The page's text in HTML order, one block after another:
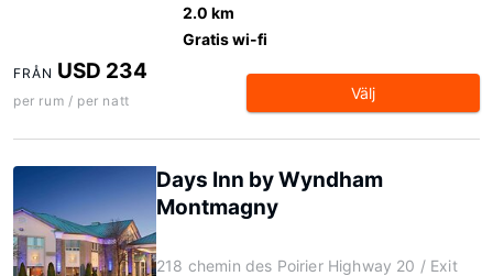
2.0 km
Gratis wi-fi
FRÅN USD 234
per rum / per natt Välj
Days Inn by Wyndham
Montmagny
218 chemin des Poirier Highway 20 / Exit